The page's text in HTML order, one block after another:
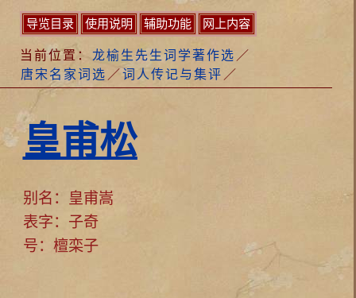
导览目录 使用说明 辅助功能 网上内容
当前位置： 龙榆生先生词学著作选 ／
唐宋名家词选 ／ 词人传记与集评 ／
皇甫松
别名：皇甫嵩
表字：子奇
号：檀栾子